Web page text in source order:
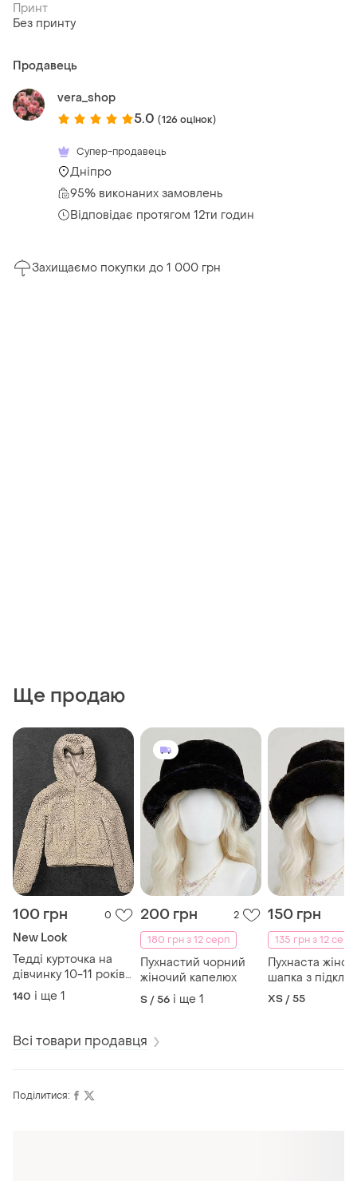
Принт
Без принту
Продавець
vera_shop
5.0 (126 оцінок)
Супер-продавець
Дніпро
95% виконаних замовлень
Відповідає протягом 12ти годин
Захищаємо покупки до 1 000 грн
Ще продаю
100 грн 0
New Look
Тедді курточка на
дівчинку 10-11 років
(140-146 см)
140 і ще 1
200 грн
2
180 грн з 12 серп
Пухнастий чорний
жіночий капелюх
S / 56 і ще 1
150 грн
135 грн з 12 серп
Пухнаста
шапка з
XS / 55
Всі товари продавця
Поділитися: